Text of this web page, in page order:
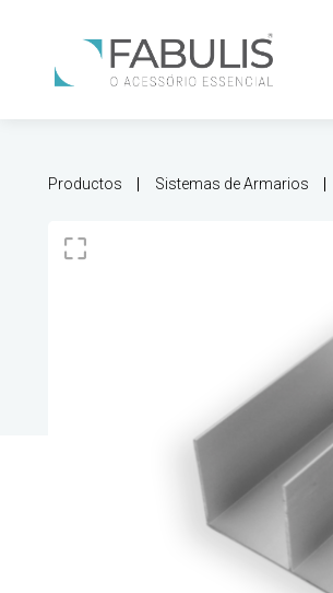
Productos Sistemas de Armarios